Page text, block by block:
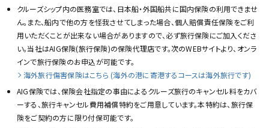
クルーズシップ内の医務室では、日本船・外国船共に国内保険の利用できませ
ん。また、船内で他の方を怪我させてしまった場合、個人賠償責任保険をご利
用いただくことが出来ない場合がありますので、必ず旅行保険にご加入くださ
い。当社はAIG保険(旅行保険)の保険代理店です。次のWEBサイトより、オンラ
インで旅行保険のお申込が可能です。
海外旅行傷害保険はこちら (海外の港に寄港するコースは海外旅行です)
AIG保険では、保険会社指定の事由によるクルーズ旅行のキャンセル料をカバ
ーする、旅行キャンセル費用補償特約をご用意しています。本特約は、旅行保
険をご契約の方に限り付保可能です。